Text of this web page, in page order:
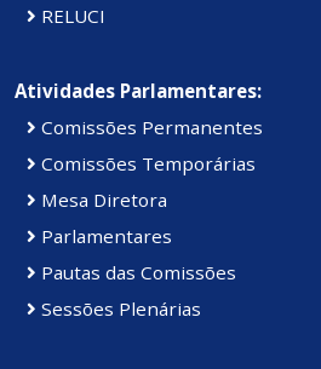
RELUCI
Atividades Parlamentares:
Comissões Permanentes
Comissões Temporárias
Mesa Diretora
Parlamentares
Pautas das Comissões
Sessões Plenárias